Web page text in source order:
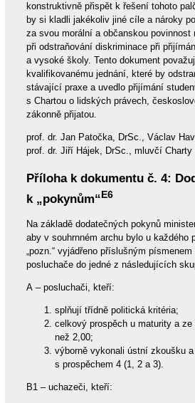
konstruktivně přispět k řešení tohoto
by si kladli jakékoliv jiné cíle a nároky
za svou morální a občanskou povinnost
při odstraňování diskriminace při
a vysoké školy. Tento dokument
kvalifikovanému jednání, které by
stávající praxe a uvedlo přijímání
s Chartou o lidských právech,
zákonně přijatou.
prof. dr. Jan Patočka, DrSc., Václav
prof. dr. Jiří Hájek, DrSc., mluvčí Charty
Příloha k dokumentu č. 4:
k „pokynům“E6
Na základě dodatečných pokynů
aby v souhrnném archu bylo u každého
„pozn.“ vyjádřeno příslušným
posluchače do jedné z následujících
A – posluchači, kteří:
splňují třídně politická kritéria;
celkový prospěch u maturity a
než 2,00;
výborně vykonali ústní zkoušku
s prospěchem 4 (1, 2 a 3).
B1 – uchazeči, kteří: